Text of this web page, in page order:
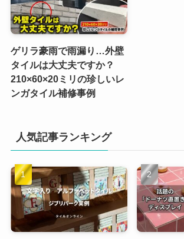
ゲリラ豪雨で雨漏り…外壁
タイルは大丈夫ですか？
210×60×20ミリの珍しいレ
ンガタイル補修事例
人気記事ランキング